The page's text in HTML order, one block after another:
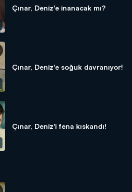
Çınar, Deniz'e inanacak mı?
Çınar, Deniz'e soğuk davranıyor!
Çınar, Deniz'i fena kıskandı!